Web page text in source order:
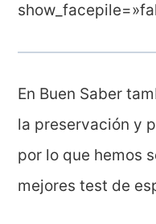
En Buen Saber
la preservación y
por lo que hemos
mejores test de